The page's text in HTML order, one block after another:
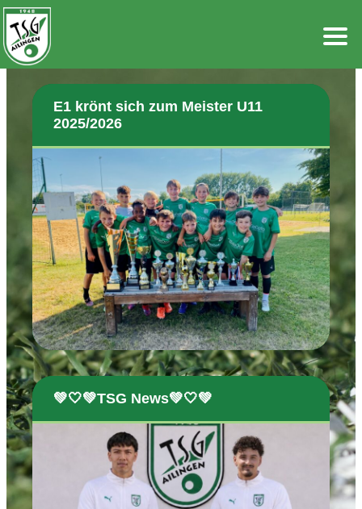
Zum
Inhalt
springen
E1 krönt sich zum Meister U11
2025/2026
💚🤍💚TSG News💚🤍💚